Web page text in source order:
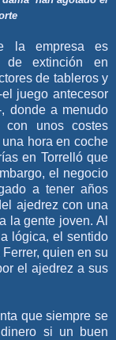
la empresa es
de extinción en
de tableros y
juego antecesor
donde a menudo
con unos costes
hora en coche
en Torrelló que
el negocio
a tener años
ajedrez con una
la gente joven. Al
lógica, el sentido
quien en su
el ajedrez a sus
que siempre se
si un buen